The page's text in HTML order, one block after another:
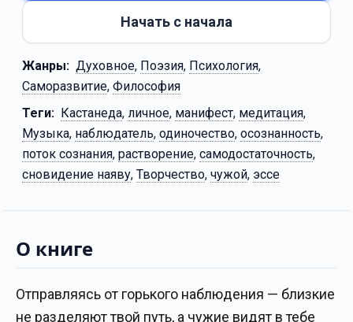
Начать с начала
Жанры: Духовное, Поэзия, Психология,
Саморазвитие, Философия
Теги: Кастанеда, личное, манифест, медитация,
Музыка, наблюдатель, одиночество, осознанность,
поток сознания, растворение, самодостаточность,
сновидение наяву, Творчество, чужой, эссе
О книге
Отправляясь от горького наблюдения — близкие
не разделяют твой путь, а чужие видят в тебе